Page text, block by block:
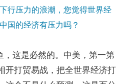
行压力的浪潮，您觉得世界经
国的经济有压力吗？
，这是必然的。中美，第一第
开打贸易战，把全世界经济打